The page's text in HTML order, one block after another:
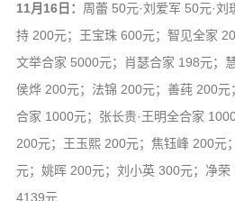
11月16日： 周蕾 50元·刘爱军 50元·
持 200元；王宝珠 600元；智见全家
文举合家 5000元；肖瑟合家 198元；
侯烨 200元；法锦 200元；善莼 200元
合家 1000元；张长贵·王明全合家
200元；王玉熙 200元；焦钰峰 200元
元；姚晖 200元；刘小英 300元；净
4139元